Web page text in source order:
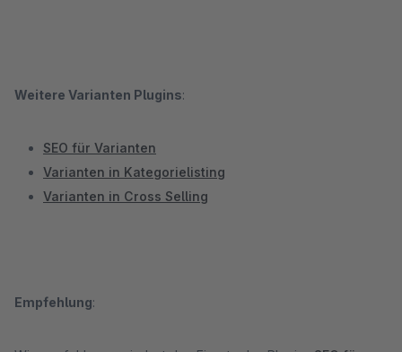
Weitere Varianten Plugins:
SEO für Varianten
Varianten in Kategorielisting
Varianten in Cross Selling
Empfehlung: